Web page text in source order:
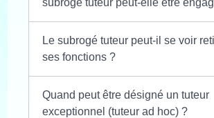
subrogé tuteur peut-elle être
Le subrogé tuteur peut-il se voir
ses fonctions ?
Quand peut être désigné un tuteur
exceptionnel (tuteur ad hoc) ?